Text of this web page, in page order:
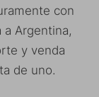
con
Argentina,
y venda
de uno.